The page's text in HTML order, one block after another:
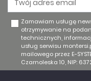
Zamawiam usługę
otrzymywanie na
technicznych,
usług serwisu
mailowego przez E-
Czarnoleska 10, NIP: